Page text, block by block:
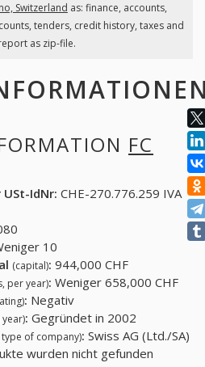
Switzerland as: finance, accounts,
tenders, credit history, taxes and
as zip-file.
FC
IdNr: CHE-270.776.259 IVA
10
(capital): 944,000 CHF
per year): Weniger 658,000 CHF
: Negativ
: Gegründet in 2002
type of company): Swiss AG (Ltd./SA)
wurden nicht gefunden